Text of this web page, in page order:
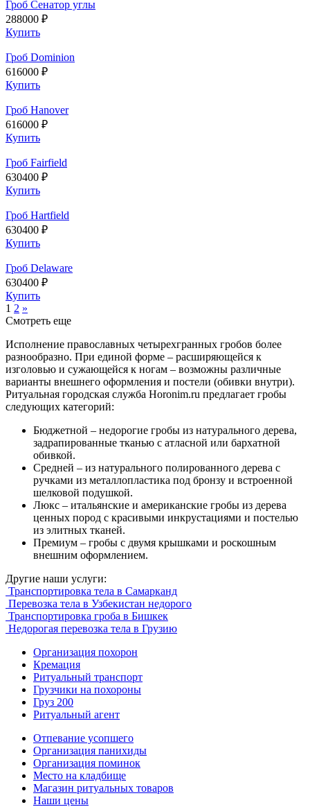
Гроб Сенатор углы
288000 ₽
Купить
Гроб Dominion
616000 ₽
Купить
Гроб Hanover
616000 ₽
Купить
Гроб Fairfield
630400 ₽
Купить
Гроб Hartfield
630400 ₽
Купить
Гроб Delaware
630400 ₽
Купить
1 2 »
Смотреть еще
Исполнение православных четырехгранных гробов более
разнообразно. При единой форме – расширяющейся к
изголовью и сужающейся к ногам – возможны различные
варианты внешнего оформления и постели (обивки внутри).
Ритуальная городская служба Horonim.ru предлагает гробы
следующих категорий:
Бюджетной – недорогие гробы из натурального дерева,
задрапированные тканью с атласной или бархатной
обивкой.
Средней – из натурального полированного дерева с
ручками из металлопластика под бронзу и встроенной
шелковой подушкой.
Люкс – итальянские и американские гробы из дерева
ценных пород с красивыми инкрустациями и постелью
из элитных тканей.
Премиум – гробы с двумя крышками и роскошным
внешним оформлением.
Другие наши услуги:
Транспортировка тела в Самарканд
Перевозка тела в Узбекистан недорого
Транспортировка гроба в Бишкек
Недорогая перевозка тела в Грузию
Организация похорон
Кремация
Ритуальный транспорт
Грузчики на похороны
Груз 200
Ритуальный агент
Отпевание усопшего
Организация панихиды
Организация поминок
Место на кладбище
Магазин ритуальных товаров
Наши цены